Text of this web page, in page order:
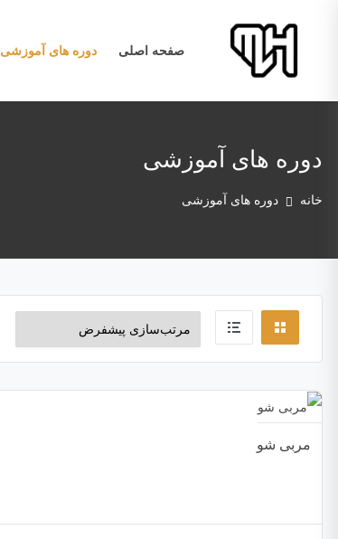
صفحه اصلی دوره های آموزشی
دوره های آموزشی
خانه دوره های آموزشی
مربی شو